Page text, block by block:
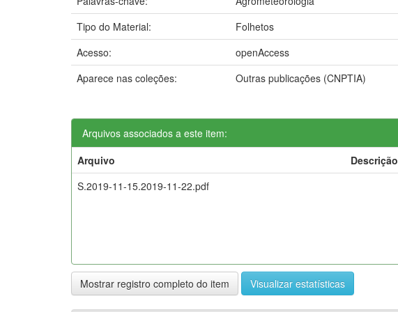
Tipo do Material:
Folhetos
Acesso:
openAccess
Aparece nas coleções:
Outras publicações (CNPTIA)
Arquivos associados a este item:
Arquivo
Descrição
S.2019-11-15.2019-11-22.pdf
Mostrar registro completo do item Visualizar estatísticas